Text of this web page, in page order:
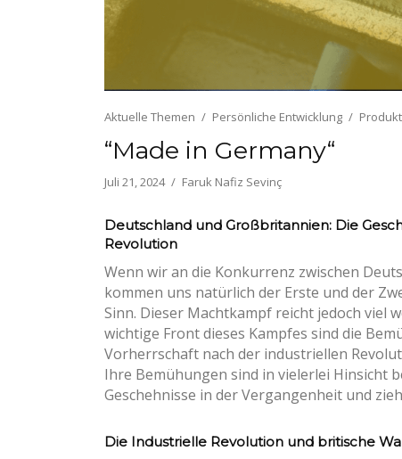
Aktuelle Themen Persönliche Entwicklung
“Made in Germany“
Juli 21, 2024 Faruk Nafiz Sevinç
Deutschland und Großbritannien: Die
Revolution
Wenn wir an die Konkurrenz zwischen
kommen uns natürlich der Erste und der
Sinn. Dieser Machtkampf reicht jedoch viel
wichtige Front dieses Kampfes sind die
Vorherrschaft nach der industriellen
Ihre Bemühungen sind in vielerlei Hinsicht
Geschehnisse in der Vergangenheit und
Die Industrielle Revolution und britische